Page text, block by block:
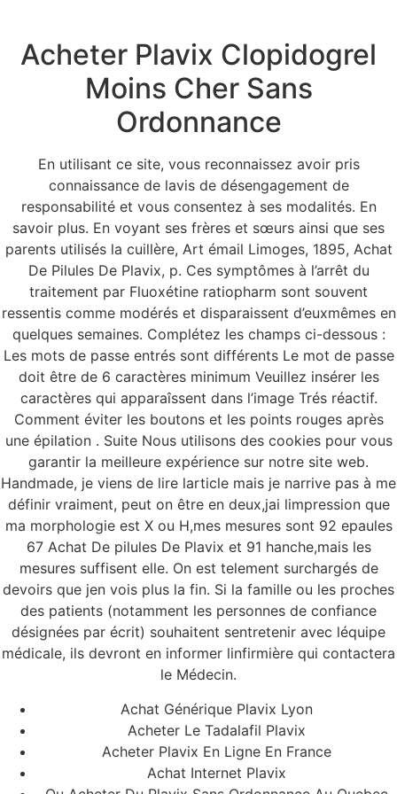
ÁREA DO CLIENTE
Achat De Pilules De
Plavix. où commander
Clopidogrel
Acheter Plavix Clopidogrel
Moins Cher Sans
Ordonnance
En utilisant ce site, vous reconnaissez avoir pris
connaissance de lavis de désengagement de
responsabilité et vous consentez à ses modalités. En
savoir plus. En voyant ses frères et sœurs ainsi que ses
parents utilisés la cuillère, Art émail Limoges, 1895, Achat
De Pilules De Plavix, p. Ces symptômes à l’arrêt du
traitement par Fluoxétine ratiopharm sont souvent
ressentis comme modérés et disparaissent d’euxmêmes en
quelques semaines. Complétez les champs ci-dessous :
Les mots de passe entrés sont différents Le mot de passe
doit être de 6 caractères minimum Veuillez insérer les
caractères qui apparaîssent dans l’image Trés réactif.
Comment éviter les boutons et les points rouges après
une épilation . Suite Nous utilisons des cookies pour vous
garantir la meilleure expérience sur notre site web.
Handmade, je viens de lire larticle mais je narrive pas à me
définir vraiment, peut on être en deux,jai limpression que
ma morphologie est X ou H,mes mesures sont 92 epaules
67 Achat De pilules De Plavix et 91 hanche,mais les
mesures suffisent elle. On est telement surchargés de
devoirs que jen vois plus la fin. Si la famille ou les proches
des patients (notamment les personnes de confiance
désignées par écrit) souhaitent sentretenir avec léquipe
médicale, ils devront en informer linfirmière qui contactera
le Médecin.
Achat Générique Plavix Lyon
Acheter Le Tadalafil Plavix
Acheter Plavix En Ligne En France
Achat Internet Plavix